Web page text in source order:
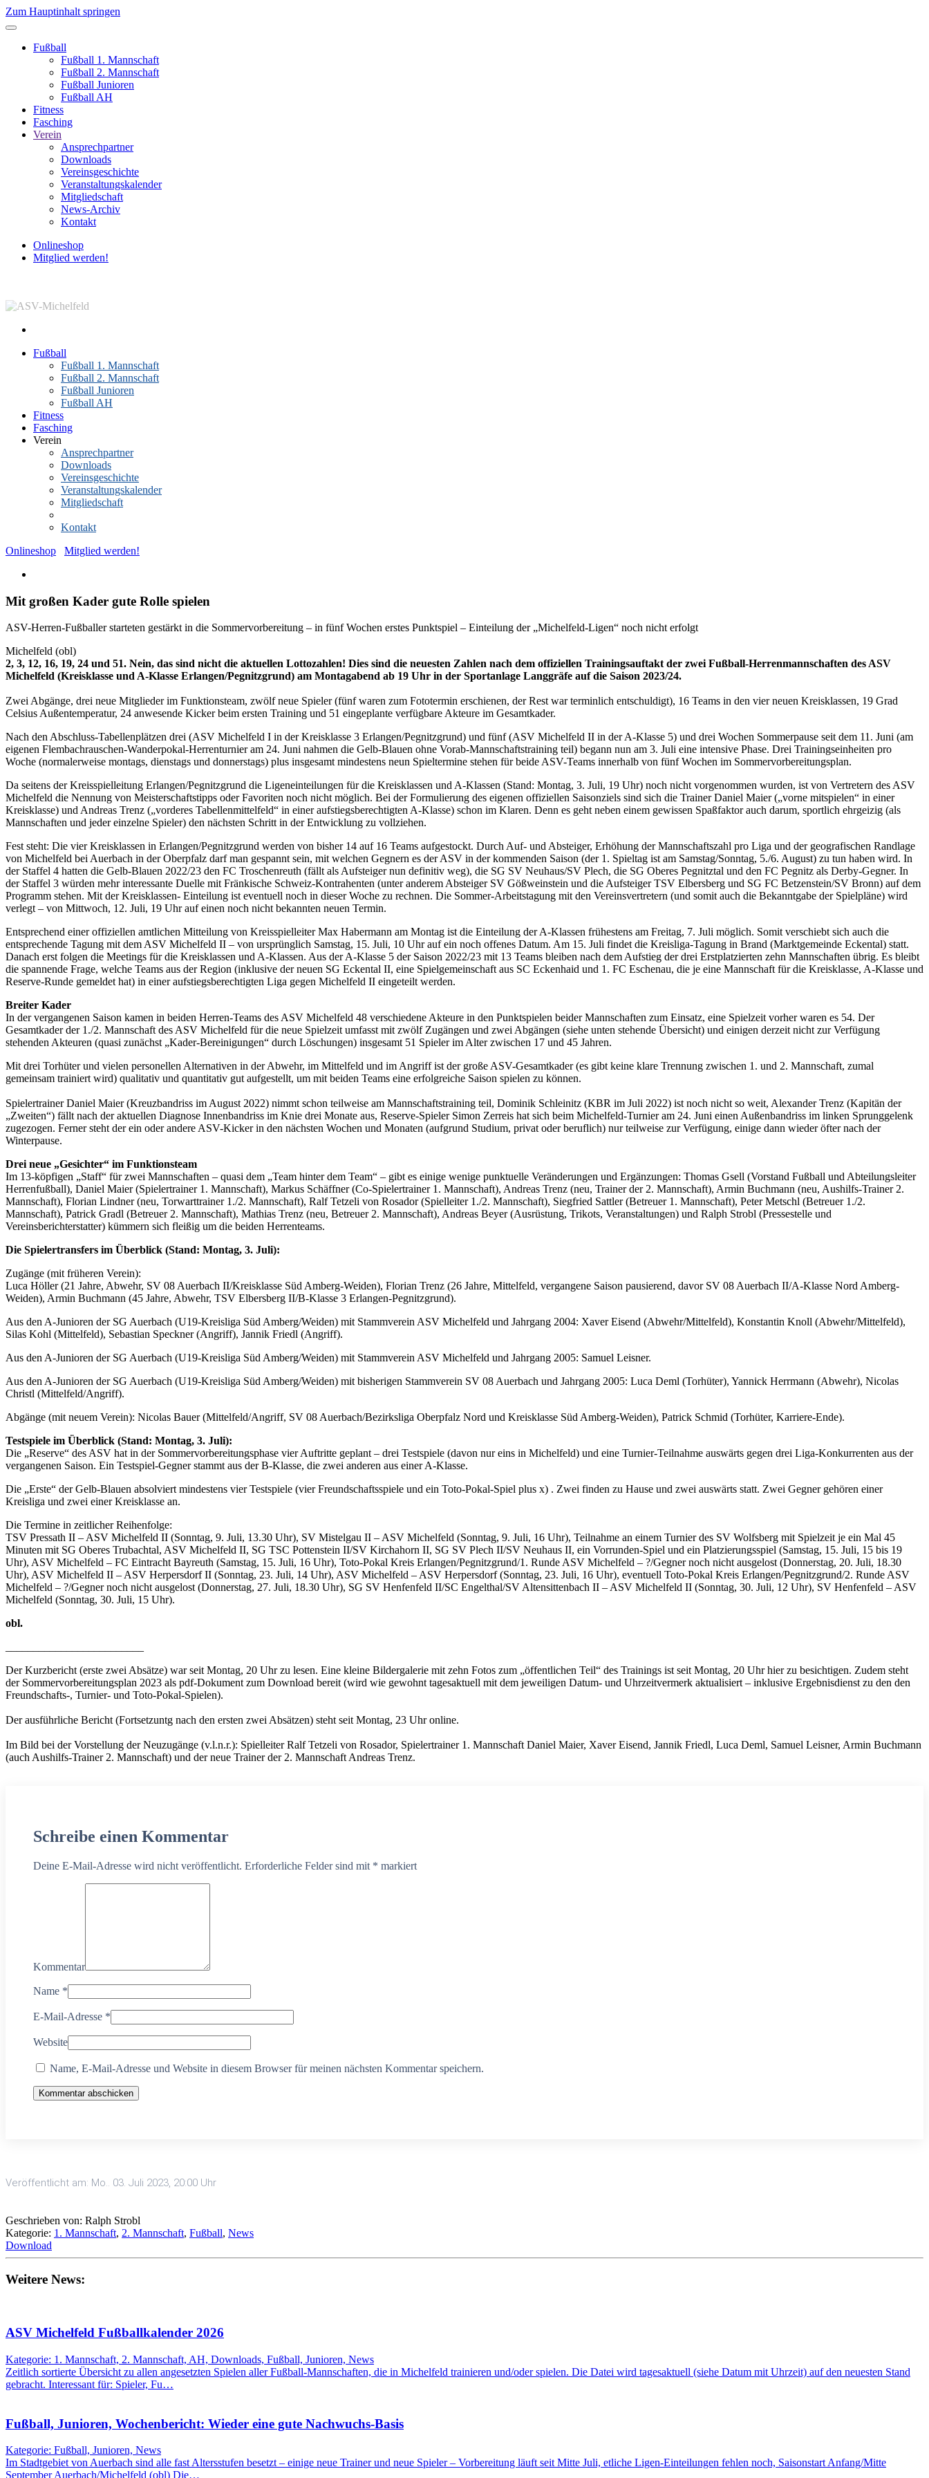
Zum Hauptinhalt springen
Fußball
Fußball 1. Mannschaft
Fußball 2. Mannschaft
Fußball Junioren
Fußball AH
Fitness
Fasching
Verein
Ansprechpartner
Downloads
Vereinsgeschichte
Veranstaltungskalender
Mitgliedschaft
News-Archiv
Kontakt
Onlineshop
Mitglied werden!
Fußball
Fußball 1. Mannschaft
Fußball 2. Mannschaft
Fußball Junioren
Fußball AH
Fitness
Fasching
Verein
Ansprechpartner
Downloads
Vereinsgeschichte
Veranstaltungskalender
Mitgliedschaft
Kontakt
Onlineshop
Mitglied werden!
Mit großen Kader gute Rolle spielen
ASV-Herren-Fußballer starteten gestärkt in die Sommervorbereitung – in fünf Wochen erstes Punktspiel – Einteilung der „Michelfeld-Ligen“ noch nicht erfolgt
Michelfeld (obl)
2, 3, 12, 16, 19, 24 und 51. Nein, das sind nicht die aktuellen Lottozahlen! Dies sind die neuesten Zahlen nach dem offiziellen Trainingsauftakt der zwei Fußball-Herrenmannschaften des ASV
Michelfeld (Kreisklasse und A-Klasse Erlangen/Pegnitzgrund) am Montagabend ab 19 Uhr in der Sportanlage Langgräfe auf die Saison 2023/24.
Zwei Abgänge, drei neue Mitglieder im Funktionsteam, zwölf neue Spieler (fünf waren zum Fototermin erschienen, der Rest war terminlich entschuldigt), 16 Teams in den vier neuen Kreisklassen, 19 Grad
Celsius Außentemperatur, 24 anwesende Kicker beim ersten Training und 51 eingeplante verfügbare Akteure im Gesamtkader.
Nach den Abschluss-Tabellenplätzen drei (ASV Michelfeld I in der Kreisklasse 3 Erlangen/Pegnitzgrund) und fünf (ASV Michelfeld II in der A-Klasse 5) und drei Wochen Sommerpause seit dem 11. Juni (am
eigenen Flembachrauschen-Wanderpokal-Herrenturnier am 24. Juni nahmen die Gelb-Blauen ohne Vorab-Mannschaftstraining teil) begann nun am 3. Juli eine intensive Phase. Drei Trainingseinheiten pro
Woche (normalerweise montags, dienstags und donnerstags) plus insgesamt mindestens neun Spieltermine stehen für beide ASV-Teams innerhalb von fünf Wochen im Sommervorbereitungsplan.
Da seitens der Kreisspielleitung Erlangen/Pegnitzgrund die Ligeneinteilungen für die Kreisklassen und A-Klassen (Stand: Montag, 3. Juli, 19 Uhr) noch nicht vorgenommen wurden, ist von Vertretern des ASV
Michelfeld die Nennung von Meisterschaftstipps oder Favoriten noch nicht möglich. Bei der Formulierung des eigenen offiziellen Saisonziels sind sich die Trainer Daniel Maier („vorne mitspielen“ in einer
Kreisklasse) und Andreas Trenz („vorderes Tabellenmittelfeld“ in einer aufstiegsberechtigten A-Klasse) schon im Klaren. Denn es geht neben einem gewissen Spaßfaktor auch darum, sportlich ehrgeizig (als
Mannschaften und jeder einzelne Spieler) den nächsten Schritt in der Entwicklung zu vollziehen.
Fest steht: Die vier Kreisklassen in Erlangen/Pegnitzgrund werden von bisher 14 auf 16 Teams aufgestockt. Durch Auf- und Absteiger, Erhöhung der Mannschaftszahl pro Liga und der geografischen Randlage
von Michelfeld bei Auerbach in der Oberpfalz darf man gespannt sein, mit welchen Gegnern es der ASV in der kommenden Saison (der 1. Spieltag ist am Samstag/Sonntag, 5./6. August) zu tun haben wird. In
der Staffel 4 hatten die Gelb-Blauen 2022/23 den FC Troschenreuth (fällt als Aufsteiger nun definitiv weg), die SG SV Neuhaus/SV Plech, die SG Oberes Pegnitztal und den FC Pegnitz als Derby-Gegner. In
der Staffel 3 würden mehr interessante Duelle mit Fränkische Schweiz-Kontrahenten (unter anderem Absteiger SV Gößweinstein und die Aufsteiger TSV Elbersberg und SG FC Betzenstein/SV Bronn) auf dem
Programm stehen. Mit der Kreisklassen- Einteilung ist eventuell noch in dieser Woche zu rechnen. Die Sommer-Arbeitstagung mit den Vereinsvertretern (und somit auch die Bekanntgabe der Spielpläne) wird
verlegt – von Mittwoch, 12. Juli, 19 Uhr auf einen noch nicht bekannten neuen Termin.
Entsprechend einer offiziellen amtlichen Mitteilung von Kreisspielleiter Max Habermann am Montag ist die Einteilung der A-Klassen frühestens am Freitag, 7. Juli möglich. Somit verschiebt sich auch die
entsprechende Tagung mit dem ASV Michelfeld II – von ursprünglich Samstag, 15. Juli, 10 Uhr auf ein noch offenes Datum. Am 15. Juli findet die Kreisliga-Tagung in Brand (Marktgemeinde Eckental) statt.
Danach erst folgen die Meetings für die Kreisklassen und A-Klassen. Aus der A-Klasse 5 der Saison 2022/23 mit 13 Teams bleiben nach dem Aufstieg der drei Erstplatzierten zehn Mannschaften übrig. Es bleibt
die spannende Frage, welche Teams aus der Region (inklusive der neuen SG Eckental II, eine Spielgemeinschaft aus SC Eckenhaid und 1. FC Eschenau, die je eine Mannschaft für die Kreisklasse, A-Klasse und
Reserve-Runde gemeldet hat) in einer aufstiegsberechtigten Liga gegen Michelfeld II eingeteilt werden.
Breiter Kader
In der vergangenen Saison kamen in beiden Herren-Teams des ASV Michelfeld 48 verschiedene Akteure in den Punktspielen beider Mannschaften zum Einsatz, eine Spielzeit vorher waren es 54. Der
Gesamtkader der 1./2. Mannschaft des ASV Michelfeld für die neue Spielzeit umfasst mit zwölf Zugängen und zwei Abgängen (siehe unten stehende Übersicht) und einigen derzeit nicht zur Verfügung
stehenden Akteuren (quasi zunächst „Kader-Bereinigungen“ durch Löschungen) insgesamt 51 Spieler im Alter zwischen 17 und 45 Jahren.
Mit drei Torhüter und vielen personellen Alternativen in der Abwehr, im Mittelfeld und im Angriff ist der große ASV-Gesamtkader (es gibt keine klare Trennung zwischen 1. und 2. Mannschaft, zumal
gemeinsam trainiert wird) qualitativ und quantitativ gut aufgestellt, um mit beiden Teams eine erfolgreiche Saison spielen zu können.
Spielertrainer Daniel Maier (Kreuzbandriss im August 2022) nimmt schon teilweise am Mannschaftstraining teil, Dominik Schleinitz (KBR im Juli 2022) ist noch nicht so weit, Alexander Trenz (Kapitän der
„Zweiten“) fällt nach der aktuellen Diagnose Innenbandriss im Knie drei Monate aus, Reserve-Spieler Simon Zerreis hat sich beim Michelfeld-Turnier am 24. Juni einen Außenbandriss im linken Sprunggelenk
zugezogen. Ferner steht der ein oder andere ASV-Kicker in den nächsten Wochen und Monaten (aufgrund Studium, privat oder beruflich) nur teilweise zur Verfügung, einige dann wieder öfter nach der
Winterpause.
Drei neue „Gesichter“ im Funktionsteam
Im 13-köpfigen „Staff“ für zwei Mannschaften – quasi dem „Team hinter dem Team“ – gibt es einige wenige punktuelle Veränderungen und Ergänzungen: Thomas Gsell (Vorstand Fußball und Abteilungsleiter
Herrenfußball), Daniel Maier (Spielertrainer 1. Mannschaft), Markus Schäffner (Co-Spielertrainer 1. Mannschaft), Andreas Trenz (neu, Trainer der 2. Mannschaft), Armin Buchmann (neu, Aushilfs-Trainer 2.
Mannschaft), Florian Lindner (neu, Torwarttrainer 1./2. Mannschaft), Ralf Tetzeli von Rosador (Spielleiter 1./2. Mannschaft), Siegfried Sattler (Betreuer 1. Mannschaft), Peter Metschl (Betreuer 1./2.
Mannschaft), Patrick Gradl (Betreuer 2. Mannschaft), Mathias Trenz (neu, Betreuer 2. Mannschaft), Andreas Beyer (Ausrüstung, Trikots, Veranstaltungen) und Ralph Strobl (Pressestelle und
Vereinsberichterstatter) kümmern sich fleißig um die beiden Herrenteams.
Die Spielertransfers im Überblick (Stand: Montag, 3. Juli):
Zugänge (mit früheren Verein):
Luca Höller (21 Jahre, Abwehr, SV 08 Auerbach II/Kreisklasse Süd Amberg-Weiden), Florian Trenz (26 Jahre, Mittelfeld, vergangene Saison pausierend, davor SV 08 Auerbach II/A-Klasse Nord Amberg-
Weiden), Armin Buchmann (45 Jahre, Abwehr, TSV Elbersberg II/B-Klasse 3 Erlangen-Pegnitzgrund).
Aus den A-Junioren der SG Auerbach (U19-Kreisliga Süd Amberg/Weiden) mit Stammverein ASV Michelfeld und Jahrgang 2004: Xaver Eisend (Abwehr/Mittelfeld), Konstantin Knoll (Abwehr/Mittelfeld),
Silas Kohl (Mittelfeld), Sebastian Speckner (Angriff), Jannik Friedl (Angriff).
Aus den A-Junioren der SG Auerbach (U19-Kreisliga Süd Amberg/Weiden) mit Stammverein ASV Michelfeld und Jahrgang 2005: Samuel Leisner.
Aus den A-Junioren der SG Auerbach (U19-Kreisliga Süd Amberg/Weiden) mit bisherigen Stammverein SV 08 Auerbach und Jahrgang 2005: Luca Deml (Torhüter), Yannick Herrmann (Abwehr), Nicolas
Christl (Mittelfeld/Angriff).
Abgänge (mit neuem Verein): Nicolas Bauer (Mittelfeld/Angriff, SV 08 Auerbach/Bezirksliga Oberpfalz Nord und Kreisklasse Süd Amberg-Weiden), Patrick Schmid (Torhüter, Karriere-Ende).
Testspiele im Überblick (Stand: Montag, 3. Juli):
Die „Reserve“ des ASV hat in der Sommervorbereitungsphase vier Auftritte geplant – drei Testspiele (davon nur eins in Michelfeld) und eine Turnier-Teilnahme auswärts gegen drei Liga-Konkurrenten aus der
vergangenen Saison. Ein Testspiel-Gegner stammt aus der B-Klasse, die zwei anderen aus einer A-Klasse.
Die „Erste“ der Gelb-Blauen absolviert mindestens vier Testspiele (vier Freundschaftsspiele und ein Toto-Pokal-Spiel plus x) . Zwei finden zu Hause und zwei auswärts statt. Zwei Gegner gehören einer
Kreisliga und zwei einer Kreisklasse an.
Die Termine in zeitlicher Reihenfolge:
TSV Pressath II – ASV Michelfeld II (Sonntag, 9. Juli, 13.30 Uhr), SV Mistelgau II – ASV Michelfeld (Sonntag, 9. Juli, 16 Uhr), Teilnahme an einem Turnier des SV Wolfsberg mit Spielzeit je ein Mal 45
Minuten mit SG Oberes Trubachtal, ASV Michelfeld II, SG TSC Pottenstein II/SV Kirchahorn II, SG SV Plech II/SV Neuhaus II, ein Vorrunden-Spiel und ein Platzierungsspiel (Samstag, 15. Juli, 15 bis 19
Uhr), ASV Michelfeld – FC Eintracht Bayreuth (Samstag, 15. Juli, 16 Uhr), Toto-Pokal Kreis Erlangen/Pegnitzgrund/1. Runde ASV Michelfeld – ?/Gegner noch nicht ausgelost (Donnerstag, 20. Juli, 18.30
Uhr), ASV Michelfeld II – ASV Herpersdorf II (Sonntag, 23. Juli, 14 Uhr), ASV Michelfeld – ASV Herpersdorf (Sonntag, 23. Juli, 16 Uhr), eventuell Toto-Pokal Kreis Erlangen/Pegnitzgrund/2. Runde ASV
Michelfeld – ?/Gegner noch nicht ausgelost (Donnerstag, 27. Juli, 18.30 Uhr), SG SV Henfenfeld II/SC Engelthal/SV Altensittenbach II – ASV Michelfeld II (Sonntag, 30. Juli, 12 Uhr), SV Henfenfeld – ASV
Michelfeld (Sonntag, 30. Juli, 15 Uhr).
obl.
Der Kurzbericht (erste zwei Absätze) war seit Montag, 20 Uhr zu lesen. Eine kleine Bildergalerie mit zehn Fotos zum „öffentlichen Teil“ des Trainings ist seit Montag, 20 Uhr hier zu besichtigen. Zudem steht
der Sommervorbereitungsplan 2023 als pdf-Dokument zum Download bereit (wird wie gewohnt tagesaktuell mit dem jeweiligen Datum- und Uhrzeitvermerk aktualisiert – inklusive Ergebnisdienst zu den den
Freundschafts-, Turnier- und Toto-Pokal-Spielen).
Der ausführliche Bericht (Fortsetzuntg nach den ersten zwei Absätzen) steht seit Montag, 23 Uhr online.
Im Bild bei der Vorstellung der Neuzugänge (v.l.n.r.): Spielleiter Ralf Tetzeli von Rosador, Spielertrainer 1. Mannschaft Daniel Maier, Xaver Eisend, Jannik Friedl, Luca Deml, Samuel Leisner, Armin Buchmann
(auch Aushilfs-Trainer 2. Mannschaft) und der neue Trainer der 2. Mannschaft Andreas Trenz.
Schreibe einen Kommentar
Deine E-Mail-Adresse wird nicht veröffentlicht. Erforderliche Felder sind mit * markiert
Kommentar
Name *
E-Mail-Adresse *
Website
Name, E-Mail-Adresse und Website in diesem Browser für meinen nächsten Kommentar speichern.
Kommentar abschicken
Veröffentlicht am: Mo.. 03. Juli 2023, 20:00 Uhr
Geschrieben von: Ralph Strobl
Kategorie: 1. Mannschaft, 2. Mannschaft, Fußball, News
Download
Weitere News:
ASV Michelfeld Fußballkalender 2026
Kategorie: 1. Mannschaft, 2. Mannschaft, AH, Downloads, Fußball, Junioren, News
Zeitlich sortierte Übersicht zu allen angesetzten Spielen aller Fußball-Mannschaften, die in Michelfeld trainieren und/oder spielen. Die Datei wird tagesaktuell (siehe Datum mit Uhrzeit) auf den neuesten Stand
gebracht. Interessant für: Spieler, Fu…
Fußball, Junioren, Wochenbericht: Wieder eine gute Nachwuchs-Basis
Kategorie: Fußball, Junioren, News
Im Stadtgebiet von Auerbach sind alle fast Altersstufen besetzt – einige neue Trainer und neue Spieler – Vorbereitung läuft seit Mitte Juli, etliche Ligen-Einteilungen fehlen noch, Saisonstart Anfang/Mitte
September Auerbach/Michelfeld (obl) Die…